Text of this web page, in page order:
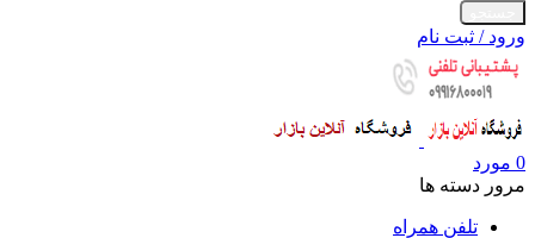
ورود / ثبت نام
0 مورد
مرور دسته ها
تلفن همراه